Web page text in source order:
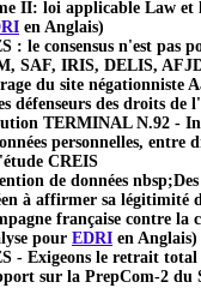
II: loi applicable Law et
en Anglais)
: le consensus n'est pas
SAF, IRIS, DELIS,
du site négationniste
défenseurs des droits de
TERMINAL N.92 -
personnelles, entre
CREIS
de données
à affirmer sa légitimité
française contre la
pour EDRI en Anglais)
- Exigeons le retrait
sur la PrepCom-2 du